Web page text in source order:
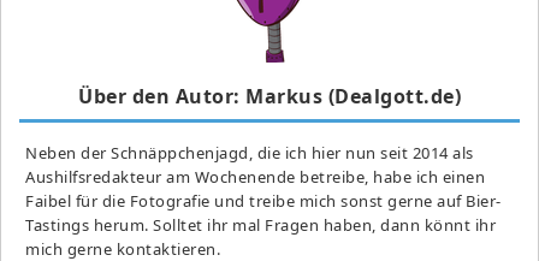
Über den Autor: Markus (Dealgott.de)
Neben der Schnäppchenjagd, die ich hier nun seit 2014 als
Aushilfsredakteur am Wochenende betreibe, habe ich einen
Faibel für die Fotografie und treibe mich sonst gerne auf Bier-
Tastings herum. Solltet ihr mal Fragen haben, dann könnt ihr
mich gerne kontaktieren.